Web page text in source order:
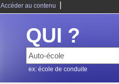
Accéder au contenu
QUI ?
ex: école de conduite